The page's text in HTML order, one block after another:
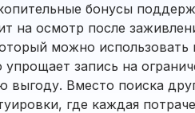
бонусы
на осмотр после
можно использовать
запись на
выгоду. Вместо поиска
где каждая